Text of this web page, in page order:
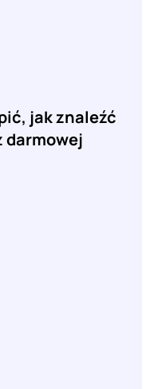
jak znaleźć
darmowej